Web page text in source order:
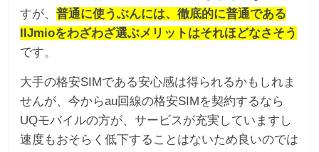
すが、普通に使うぶんには、徹底的に普通である
IIJmioをわざわざ選ぶメリットはそれほどなさそう
です。
大手の格安SIMである安心感は得られるかもしれま
せんが、今からau回線の格安SIMを契約するなら
UQモバイルの方が、サービスが充実していますし
速度もおそらく低下することはないため良いのでは